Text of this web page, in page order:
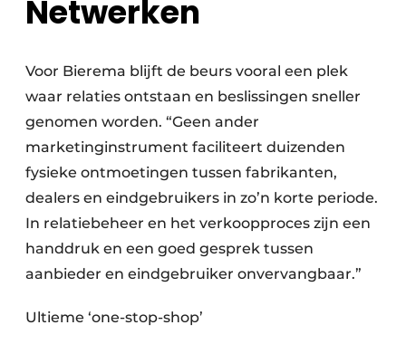
Netwerken
Voor Bierema blijft de beurs vooral een plek
waar relaties ontstaan en beslissingen sneller
genomen worden. “Geen ander
marketinginstrument faciliteert duizenden
fysieke ontmoetingen tussen fabrikanten,
dealers en eindgebruikers in zo’n korte periode.
In relatiebeheer en het verkoopproces zijn een
handdruk en een goed gesprek tussen
aanbieder en eindgebruiker onvervangbaar.”
Ultieme ‘one-stop-shop’